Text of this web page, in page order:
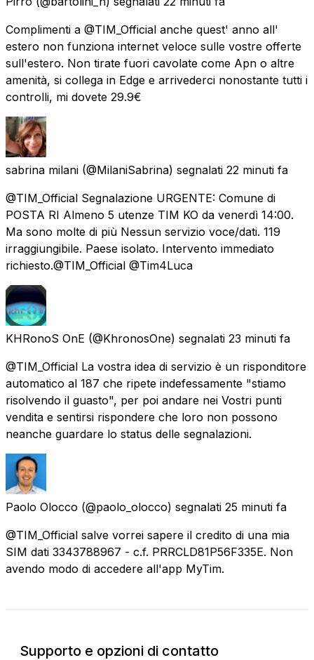
Complimenti a @TIM_Official anche quest' anno all'
estero non funziona internet veloce sulle vostre offerte
sull'estero. Non tirate fuori cavolate come Apn o altre
amenità, si collega in Edge e arrivederci nonostante tutti i
controlli, mi dovete 29.9€
sabrina milani (@MilaniSabrina) segnalati 22 minuti fa
@TIM_Official Segnalazione URGENTE: Comune di
POSTA RI Almeno 5 utenze TIM KO da venerdì 14:00.
Ma sono molte di più Nessun servizio voce/dati. 119
irraggiungibile. Paese isolato. Intervento immediato
richiesto.@TIM_Official @Tim4Luca
KHRonoS OnE (@KhronosOne) segnalati 23 minuti fa
@TIM_Official La vostra idea di servizio è un risponditore
automatico al 187 che ripete indefessamente "stiamo
risolvendo il guasto", per poi andare nei Vostri punti
vendita e sentirsi rispondere che loro non possono
neanche guardare lo status delle segnalazioni.
Paolo Olocco (@paolo_olocco) segnalati 25 minuti fa
@TIM_Official salve vorrei sapere il credito di una mia
SIM dati 3343788967 - c.f. PRRCLD81P56F335E. Non
avendo modo di accedere all'app MyTim.
Supporto e opzioni di contatto